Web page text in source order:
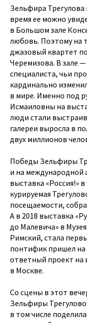
Зельфира Трегулова
время ее можно
в Большом зале
любовь. Поэтому на
джазовый квартет
Черемизова. В зале
специалиста, чьи
кардинально
в мире. Именно под
Исмаиловны на
люди стали
галереи выросла в
двух миллионов
Победы Зельфиры
и на международной
выставка «Россия!»
курируемая
посещаемости,
А в 2018 выставка
до Малевича» в
Римский, стала
понтифик пришел
ответный проект на
в Москве.
Со сцены в этот
Зельфиры
в том числе